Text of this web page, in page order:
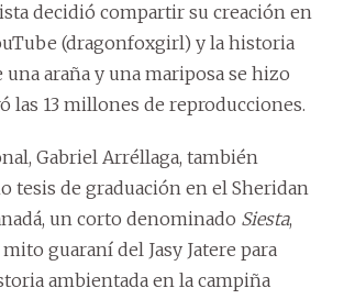
decidió compartir su creación en
(dragonfoxgirl) y la historia
araña y una mariposa se hizo
las 13 millones de reproducciones.
Gabriel Arréllaga, también
tesis de graduación en el Sheridan
un corto denominado Siesta,
guaraní del Jasy Jatere para
ambientada en la campiña